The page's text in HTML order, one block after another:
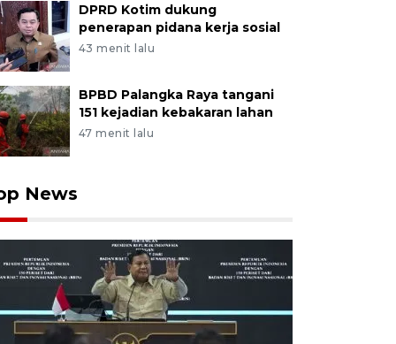
DPRD Kotim dukung
penerapan pidana kerja sosial
43 menit lalu
BPBD Palangka Raya tangani
151 kejadian kebakaran lahan
47 menit lalu
News